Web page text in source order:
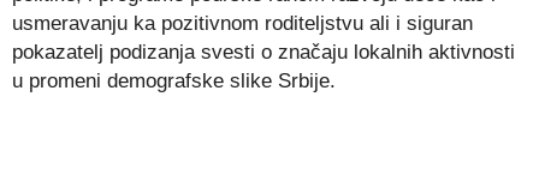
usmeravanju ka pozitivnom roditeljstvu ali i siguran
pokazatelj podizanja svesti o značaju lokalnih aktivnosti
u promeni demografske slike Srbije.